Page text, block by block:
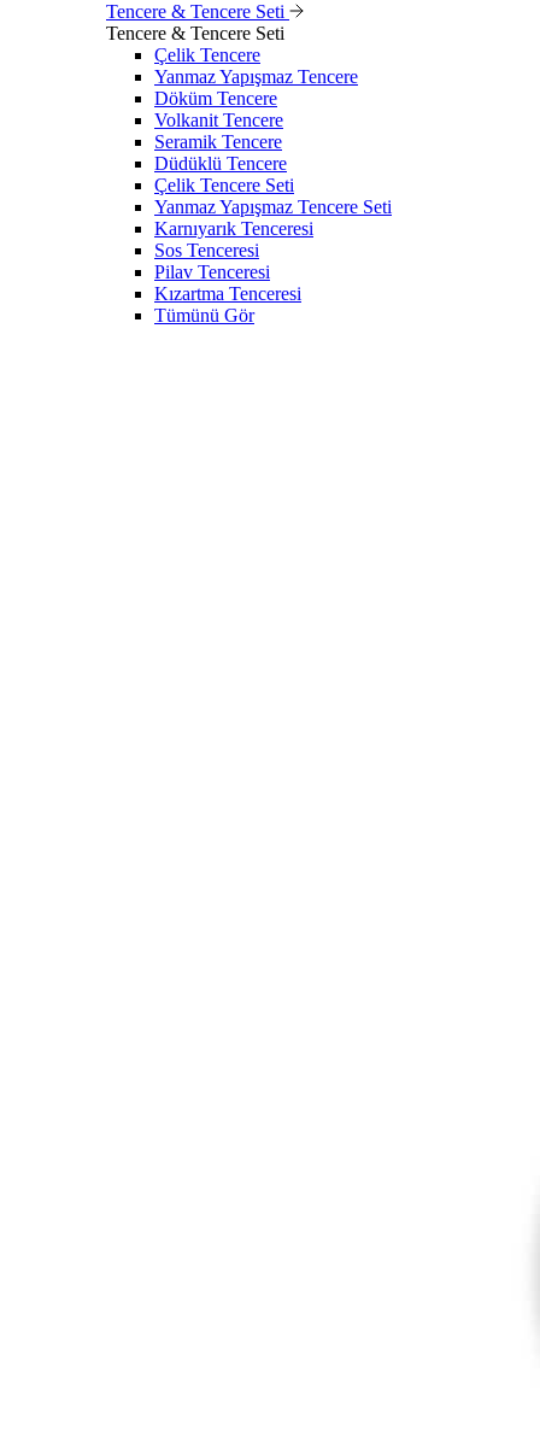
Tencere & Tencere Seti
Tencere & Tencere Seti
Çelik Tencere
Yanmaz Yapışmaz Tencere
Döküm Tencere
Volkanit Tencere
Seramik Tencere
Düdüklü Tencere
Çelik Tencere Seti
Yanmaz Yapışmaz Tencere Seti
Karnıyarık Tenceresi
Sos Tenceresi
Pilav Tenceresi
Kızartma Tenceresi
Tümünü Gör